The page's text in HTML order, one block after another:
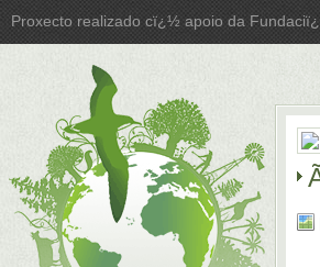
Proxecto realizado cï¿½ apoio da